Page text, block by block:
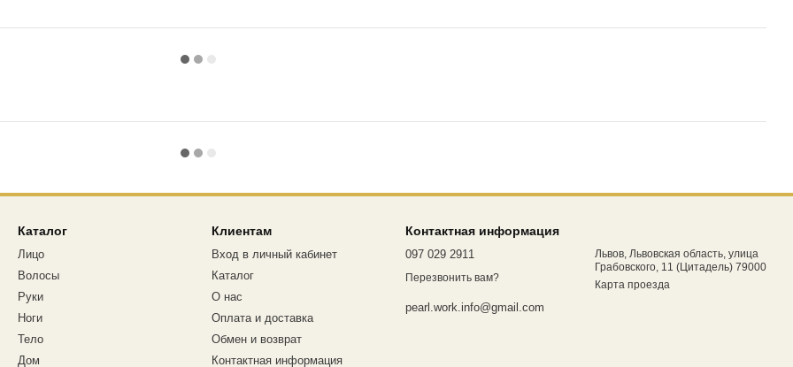
Каталог
Лицо
Волосы
Руки
Ноги
Тело
Дом
Клиентам
Вход в личный кабинет
Каталог
О нас
Оплата и доставка
Обмен и возврат
Контактная информация
Контактная информация
097 029 2911
Перезвонить вам?
pearl.work.info@gmail.com
Львов, Львовская область, улица
Грабовского, 11 (Цитадель) 79000
Карта проезда